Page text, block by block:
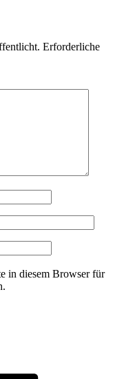
Erforderliche
in diesem Browser für